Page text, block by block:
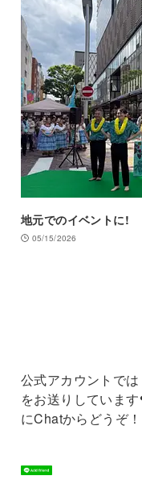
地元でのイベントに!
05/15/2026
公式アカウントで
をお送りしていま
にChatからどうぞ！